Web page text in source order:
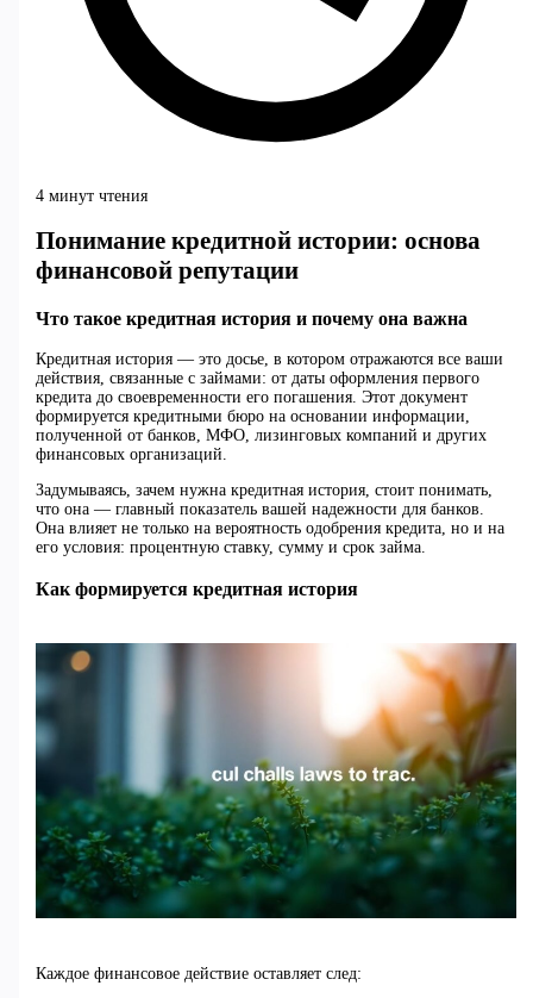
4 минут чтения
Понимание кредитной истории: основа
финансовой репутации
Что такое кредитная история и почему она важна
Кредитная история — это досье, в котором отражаются все ваши
действия, связанные с займами: от даты оформления первого
кредита до своевременности его погашения. Этот документ
формируется кредитными бюро на основании информации,
полученной от банков, МФО, лизинговых компаний и других
финансовых организаций.
Задумываясь, зачем нужна кредитная история, стоит понимать,
что она — главный показатель вашей надежности для банков.
Она влияет не только на вероятность одобрения кредита, но и на
его условия: процентную ставку, сумму и срок займа.
Как формируется кредитная история
Каждое финансовое действие оставляет след: